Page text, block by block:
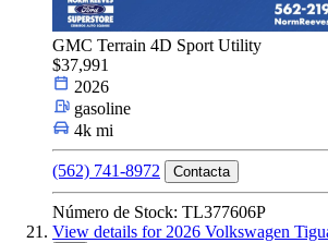
GMC Terrain 4D Sport Utility
$37,991
2026
gasoline
4k mi
(562) 741-8972 Contacta
Número de Stock: TL377606P
View details for 2026 Volkswagen